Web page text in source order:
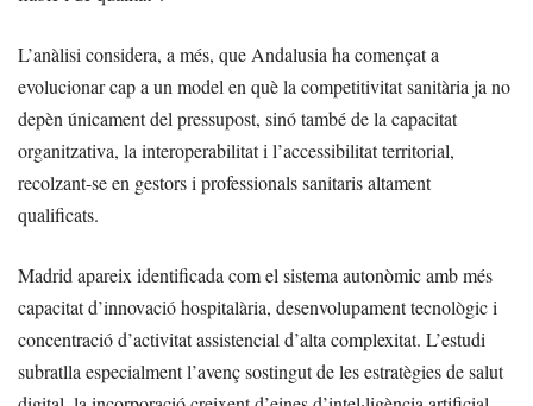
L’anàlisi considera, a més, que Andalusia ha començat a
evolucionar cap a un model en què la competitivitat sanitària ja no
depèn únicament del pressupost, sinó també de la capacitat
organitzativa, la interoperabilitat i l’accessibilitat territorial,
recolzant-se en gestors i professionals sanitaris altament
qualificats.
Madrid apareix identificada com el sistema autonòmic amb més
capacitat d’innovació hospitalària, desenvolupament tecnològic i
concentració d’activitat assistencial d’alta complexitat. L’estudi
subratlla especialment l’avenç sostingut de les estratègies de salut